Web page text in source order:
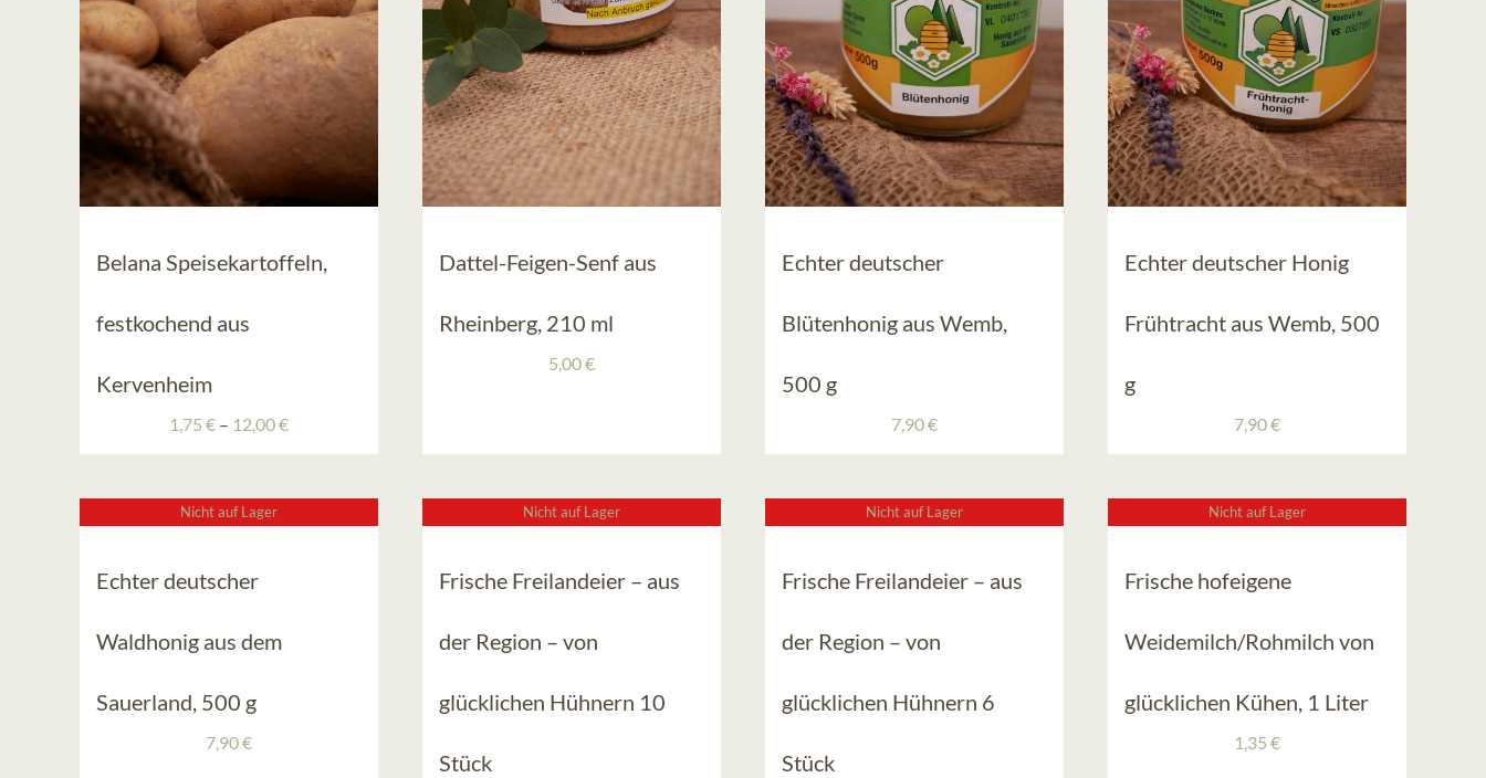
Belana Speisekartoffeln,
festkochend aus
Kervenheim
1,75 € – 12,00€Preisspanne:
1,75 €
12,00 €
Dattel-Feigen-Senf aus
Rheinberg, 210 ml
5,00€
Echter deutscher
Blütenhonig aus Wemb,
500 g
7,90€
Echter deutscher Honig
Frühtracht aus Wemb, 500
g
7,90€
Nicht auf Lager
Echter deutscher
Waldhonig aus dem
Sauerland, 500 g
7,90€
Nicht auf Lager
Frische Freilandeier – aus
der Region – von
glücklichen Hühnern 10
Stück
Nicht auf Lager
Frische Freilandeier – aus
der Region – von
glücklichen Hühnern 6
Stück
Nicht auf Lager
Frische hofeigene
Weidemilch/Rohmilch von
glücklichen Kühen, 1 Liter
1,35 €